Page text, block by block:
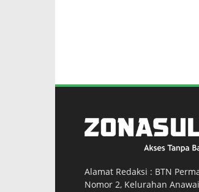
Alamat Redaksi : BTN
Nomor 2, Kelurahan